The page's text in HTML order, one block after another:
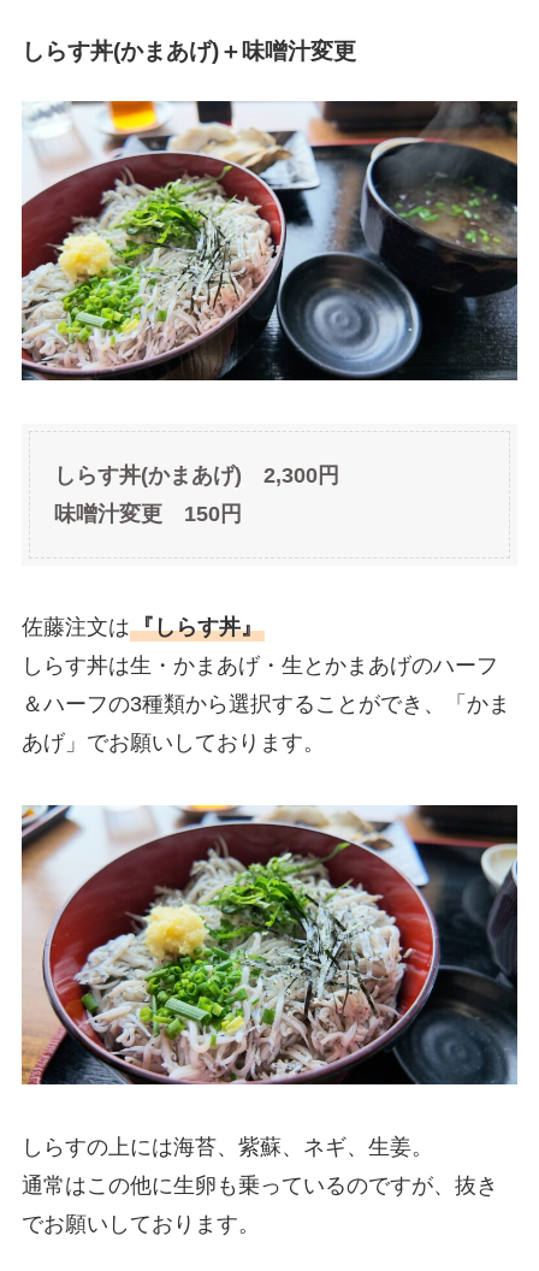
しらす丼(かまあげ)＋味噌汁変更
しらす丼(かまあげ) 2,300円
味噌汁変更 150円
佐藤注文は『しらす丼』
しらす丼は生・かまあげ・生とかまあげのハーフ
＆ハーフの3種類から選択することができ、「かま
あげ」でお願いしております。
しらすの上には海苔、紫蘇、ネギ、生姜。
通常はこの他に生卵も乗っているのですが、抜き
でお願いしております。